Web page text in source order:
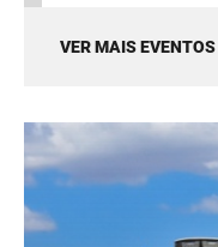
VER MAIS EVENTOS